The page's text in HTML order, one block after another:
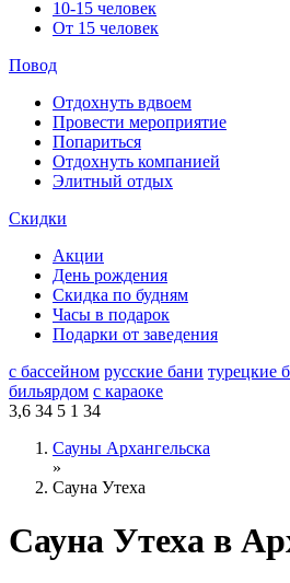
10-15 человек
От 15 человек
Повод
Отдохнуть вдвоем
Провести мероприятие
Попариться
Отдохнуть компанией
Элитный отдых
Скидки
Акции
День рождения
Скидка по будням
Часы в подарок
Подарки от заведения
с бассейном русские бани турецкие
бильярдом с караоке
3,6 34 5 1 34
Сауны Архангельска
»
Сауна Утеха
Сауна Утеха в